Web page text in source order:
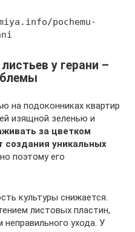
pochemu-
у герани –
на подоконниках квартир
изящной зеленью и
за цветком
создания уникальных
поэтому его
культуры снижается.
листовых пластин,
ухода. У